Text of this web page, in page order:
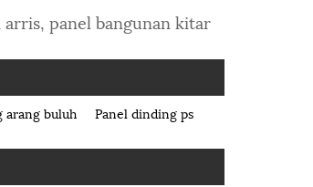
panel bangunan kitar
arang buluh
Panel dinding ps